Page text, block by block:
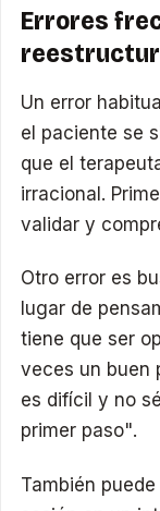
Errores
Un error
el paciente se
que el
irracional.
validar y
Otro error es
lugar de
tiene que ser
veces un buen
es difícil y no
primer paso".
También